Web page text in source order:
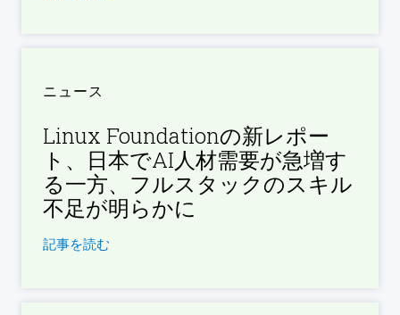
ニュース
Linux Foundationの新レポー
ト、日本でAI人材需要が急増す
る一方、フルスタックのスキル
不足が明らかに
記事を読む